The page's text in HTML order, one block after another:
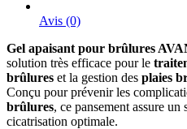
Avis (0)
Gel apaisant pour brûlures
solution très efficace pour le
brûlures et la gestion des plaies
Conçu pour prévenir les
brûlures, ce pansement assure
cicatrisation optimale.